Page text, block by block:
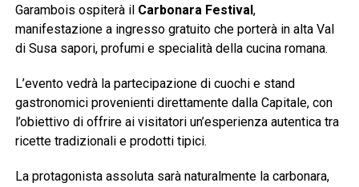
Garambois ospiterà il Carbonara Festival ,
manifestazione a ingresso gratuito che porterà in alta Val
di Susa sapori, profumi e specialità della cucina romana.
L’evento vedrà la partecipazione di cuochi e stand
gastronomici provenienti direttamente dalla Capitale, con
l’obiettivo di offrire ai visitatori un’esperienza autentica tra
ricette tradizionali e prodotti tipici.
La protagonista assoluta sarà naturalmente la carbonara,